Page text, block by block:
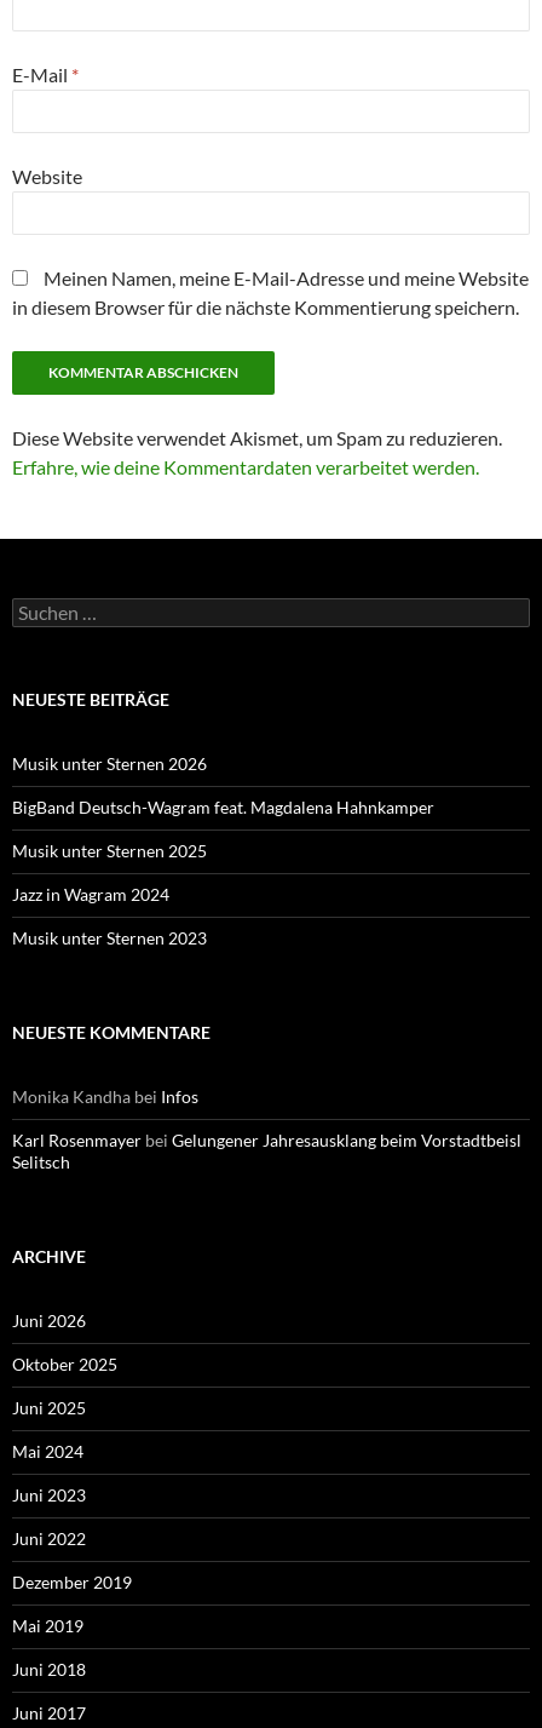
E-Mail *
Website
Meinen Namen, meine E-Mail-Adresse und meine Website
in diesem Browser für die nächste Kommentierung speichern.
Diese Website verwendet Akismet, um Spam zu reduzieren.
Erfahre, wie deine Kommentardaten verarbeitet werden.
Suche
nach:
NEUESTE BEITRÄGE
Musik unter Sternen 2026
BigBand Deutsch-Wagram feat. Magdalena Hahnkamper
Musik unter Sternen 2025
Jazz in Wagram 2024
Musik unter Sternen 2023
NEUESTE KOMMENTARE
Monika Kandha bei Infos
Karl Rosenmayer bei Gelungener Jahresausklang beim Vorstadtbeisl
Selitsch
ARCHIVE
Juni 2026
Oktober 2025
Juni 2025
Mai 2024
Juni 2023
Juni 2022
Dezember 2019
Mai 2019
Juni 2018
Juni 2017